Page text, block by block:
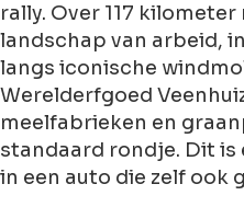
rally. Over 117
landschap van arbeid,
langs iconische
Werelderfgoed
meelfabrieken en
standaard rondje. Dit is
in een auto die zelf ook